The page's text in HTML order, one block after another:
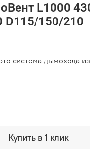
L1000
D115/150/210
Купить в 1 клик
система дымохода